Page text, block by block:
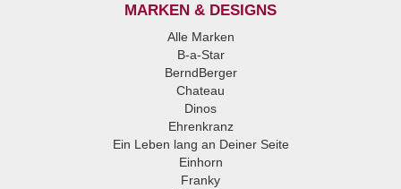
MARKEN & DESIGNS
Alle Marken
B-a-Star
BerndBerger
Chateau
Dinos
Ehrenkranz
Ein Leben lang an Deiner Seite
Einhorn
Franky